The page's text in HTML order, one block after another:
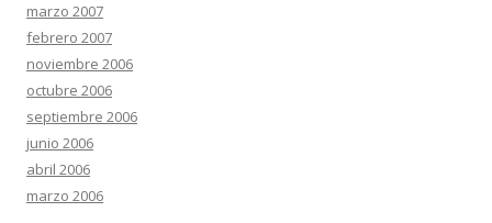
marzo 2007
febrero 2007
noviembre 2006
octubre 2006
septiembre 2006
junio 2006
abril 2006
marzo 2006